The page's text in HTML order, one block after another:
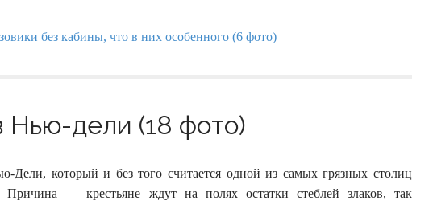
Нью-дели (18 фото)
Дели, который и без того считается одной из самых грязных столиц
Причина — крестьяне ждут на полях остатки стеблей злаков, так